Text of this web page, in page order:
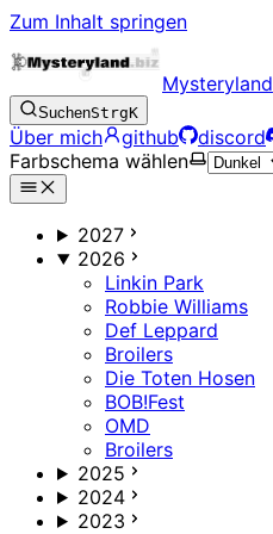
Zum Inhalt springen
Mysteryland
SuchenStrgK
Über mich github discord
Farbschema wählen
2027
2026
Linkin Park
Robbie Williams
Def Leppard
Broilers
Die Toten Hosen
BOB!Fest
OMD
Broilers
2025
2024
2023